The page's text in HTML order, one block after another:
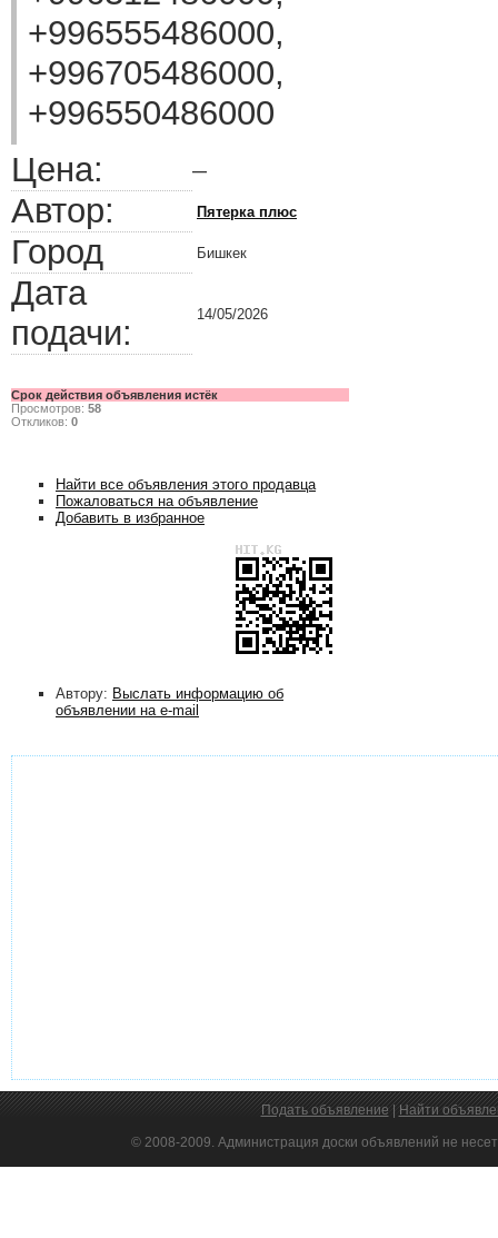
+996555486000,
+996705486000,
+996550486000
Цена:
—
Автор: Пятерка плюс
Город Бишкек
Дата
подачи:
14/05/2026
Срок действия объявления истёк
Просмотров: 58
Откликов: 0
Найти все объявления этого продавца
Пожаловаться на объявление
Добавить в избранное
Автору: Выслать информацию об
объявлении на e-mail
Подать объявление Найти
© 2008-2009. Администрация доски объявлений не